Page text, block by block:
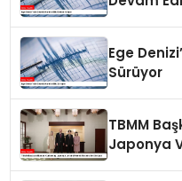
Ege
Sürüyor
TBMM
Japonya